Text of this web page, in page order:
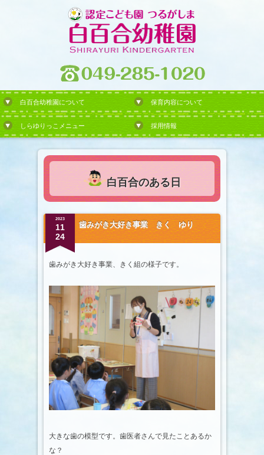
白百合幼稚園について 保育内容について
しらゆりっこメニュー 採用情報
白百合のある日
歯みがき大好き事業 きく ゆり
2023
11
24
歯みがき大好き事業、きく組の様子です。
大きな歯の模型です。歯医者さんで見たことあるか
な？